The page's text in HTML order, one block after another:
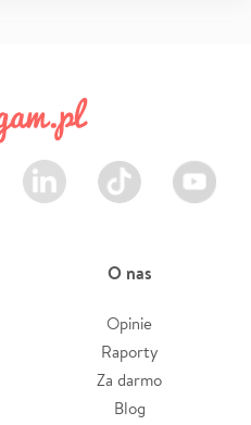
LinkedIn TikTok Youtube
O nas
Opinie
Raporty
Za darmo
Blog